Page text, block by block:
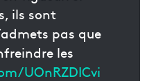
ils sont
pas que
les
UOnRZDICvi